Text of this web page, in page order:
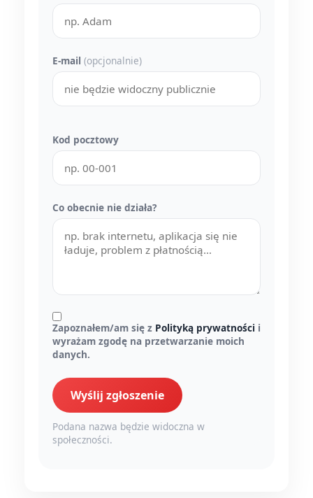
E-mail (opcjonalnie)
Kod pocztowy
Co obecnie nie działa?
Zapoznałem/am się z Polityką prywatności i
wyrażam zgodę na przetwarzanie moich
danych.
Wyślij zgłoszenie
Podana nazwa będzie widoczna w
społeczności.